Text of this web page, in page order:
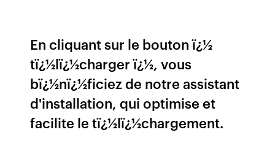
En cliquant sur le bouton ï¿½
tï¿½lï¿½charger ï¿½, vous
bï¿½nï¿½ficiez de notre assistant
d'installation, qui optimise et
facilite le tï¿½lï¿½chargement.